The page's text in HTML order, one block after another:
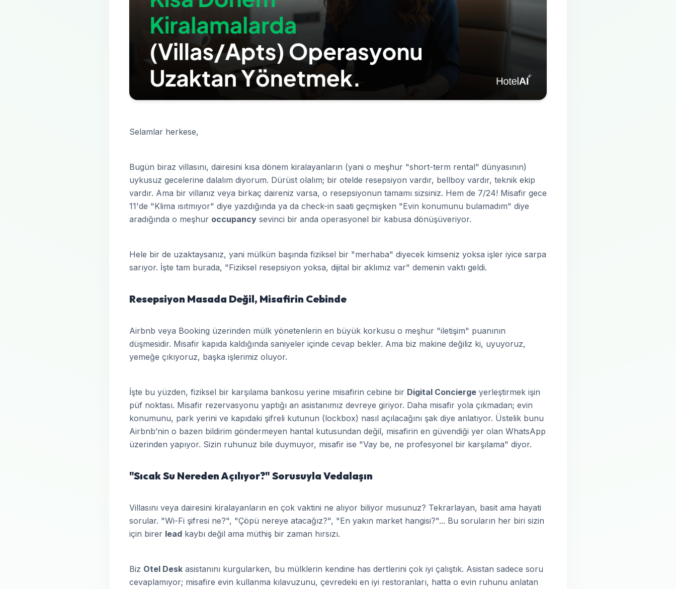
Selamlar herkese,
Bugün biraz villasını, dairesini kısa dönem kiralayanların (yani o meşhur "short-term rental" dünyasının)
uykusuz gecelerine dalalım diyorum. Dürüst olalım; bir otelde resepsiyon vardır, bellboy vardır, teknik ekip
vardır. Ama bir villanız veya birkaç daireniz varsa, o resepsiyonun tamamı sizsiniz. Hem de 7/24! Misafir gece
11'de "Klima ısıtmıyor" diye yazdığında ya da check-in saati geçmişken "Evin konumunu bulamadım" diye
aradığında o meşhur occupancy sevinci bir anda operasyonel bir kabusa dönüşüveriyor.
Hele bir de uzaktaysanız, yani mülkün başında fiziksel bir "merhaba" diyecek kimseniz yoksa işler iyice sarpa
sarıyor. İşte tam burada, "Fiziksel resepsiyon yoksa, dijital bir aklımız var" demenin vaktı geldi.
Resepsiyon Masada Değil, Misafirin Cebinde
Airbnb veya Booking üzerinden mülk yönetenlerin en büyük korkusu o meşhur "iletişim" puanının
düşmesidir. Misafir kapıda kaldığında saniyeler içinde cevap bekler. Ama biz makine değiliz ki, uyuyoruz,
yemeğe çıkıyoruz, başka işlerimiz oluyor.
İşte bu yüzden, fiziksel bir karşılama bankosu yerine misafirin cebine bir Digital Concierge yerleştirmek işin
püf noktası. Misafir rezervasyonu yaptığı an asistanımız devreye giriyor. Daha misafir yola çıkmadan; evin
konumunu, park yerini ve kapıdaki şifreli kutunun (lockbox) nasıl açılacağını şak diye anlatıyor. Üstelik bunu
Airbnb’nin o bazen bildirim göndermeyen hantal kutusundan değil, misafirin en güvendiği yer olan WhatsApp
üzerinden yapıyor. Sizin ruhunuz bile duymuyor, misafir ise "Vay be, ne profesyonel bir karşılama" diyor.
"Sıcak Su Nereden Açılıyor?" Sorusuyla Vedalaşın
Villasını veya dairesini kiralayanların en çok vaktini ne alıyor biliyor musunuz? Tekrarlayan, basit ama hayati
sorular. "Wi-Fi şifresi ne?", "Çöpü nereye atacağız?", "En yakın market hangisi?"... Bu soruların her biri sizin
için birer lead kaybı değil ama müthiş bir zaman hırsızı.
Biz Otel Desk asistanını kurgularken, bu mülklerin kendine has dertlerini çok iyi çalıştık. Asistan sadece soru
cevaplamıyor; misafire evin kullanma kılavuzunu, çevredeki en iyi restoranları, hatta o evin ruhunu anlatan